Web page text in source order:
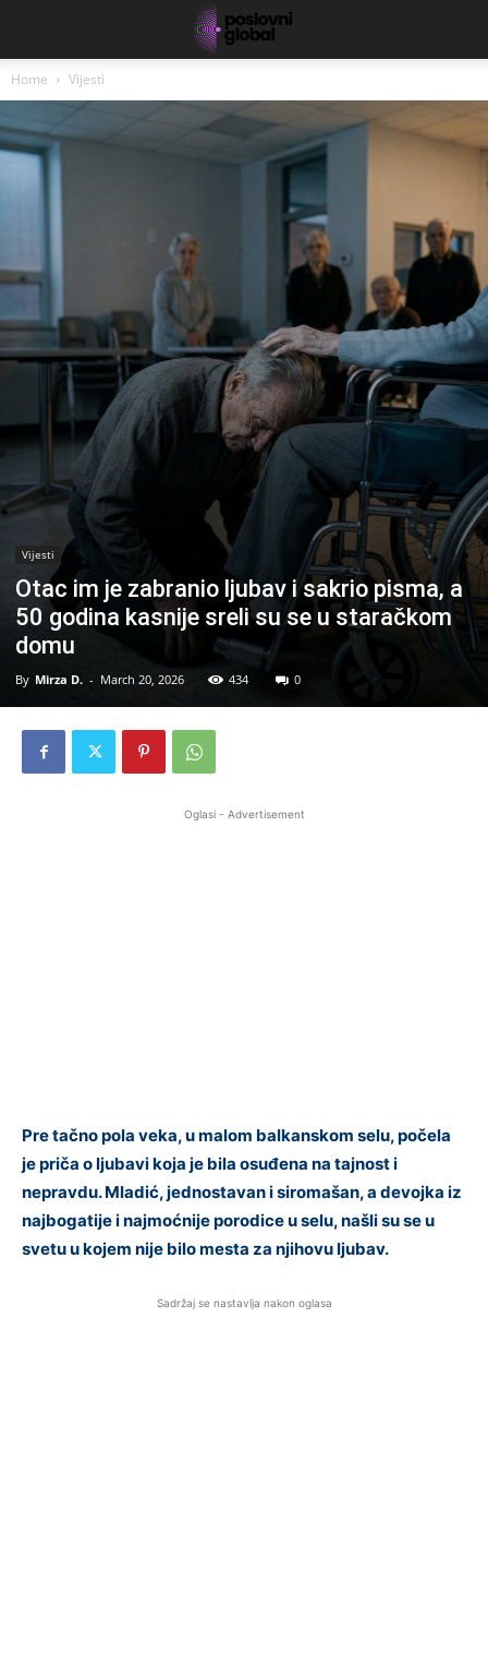
Home Vijesti
Vijesti
Otac im je zabranio ljubav i sakrio pisma, a
50 godina kasnije sreli su se u staračkom
domu
By Mirza D. - March 20, 2026 434 0
Oglasi - Advertisement
Pre tačno pola veka, u malom balkanskom selu, počela
je priča o ljubavi koja je bila osuđena na tajnost i
nepravdu. Mladić, jednostavan i siromašan, a devojka iz
najbogatije i najmoćnije porodice u selu, našli su se u
svetu u kojem nije bilo mesta za njihovu ljubav.
Sadržaj se nastavlja nakon oglasa